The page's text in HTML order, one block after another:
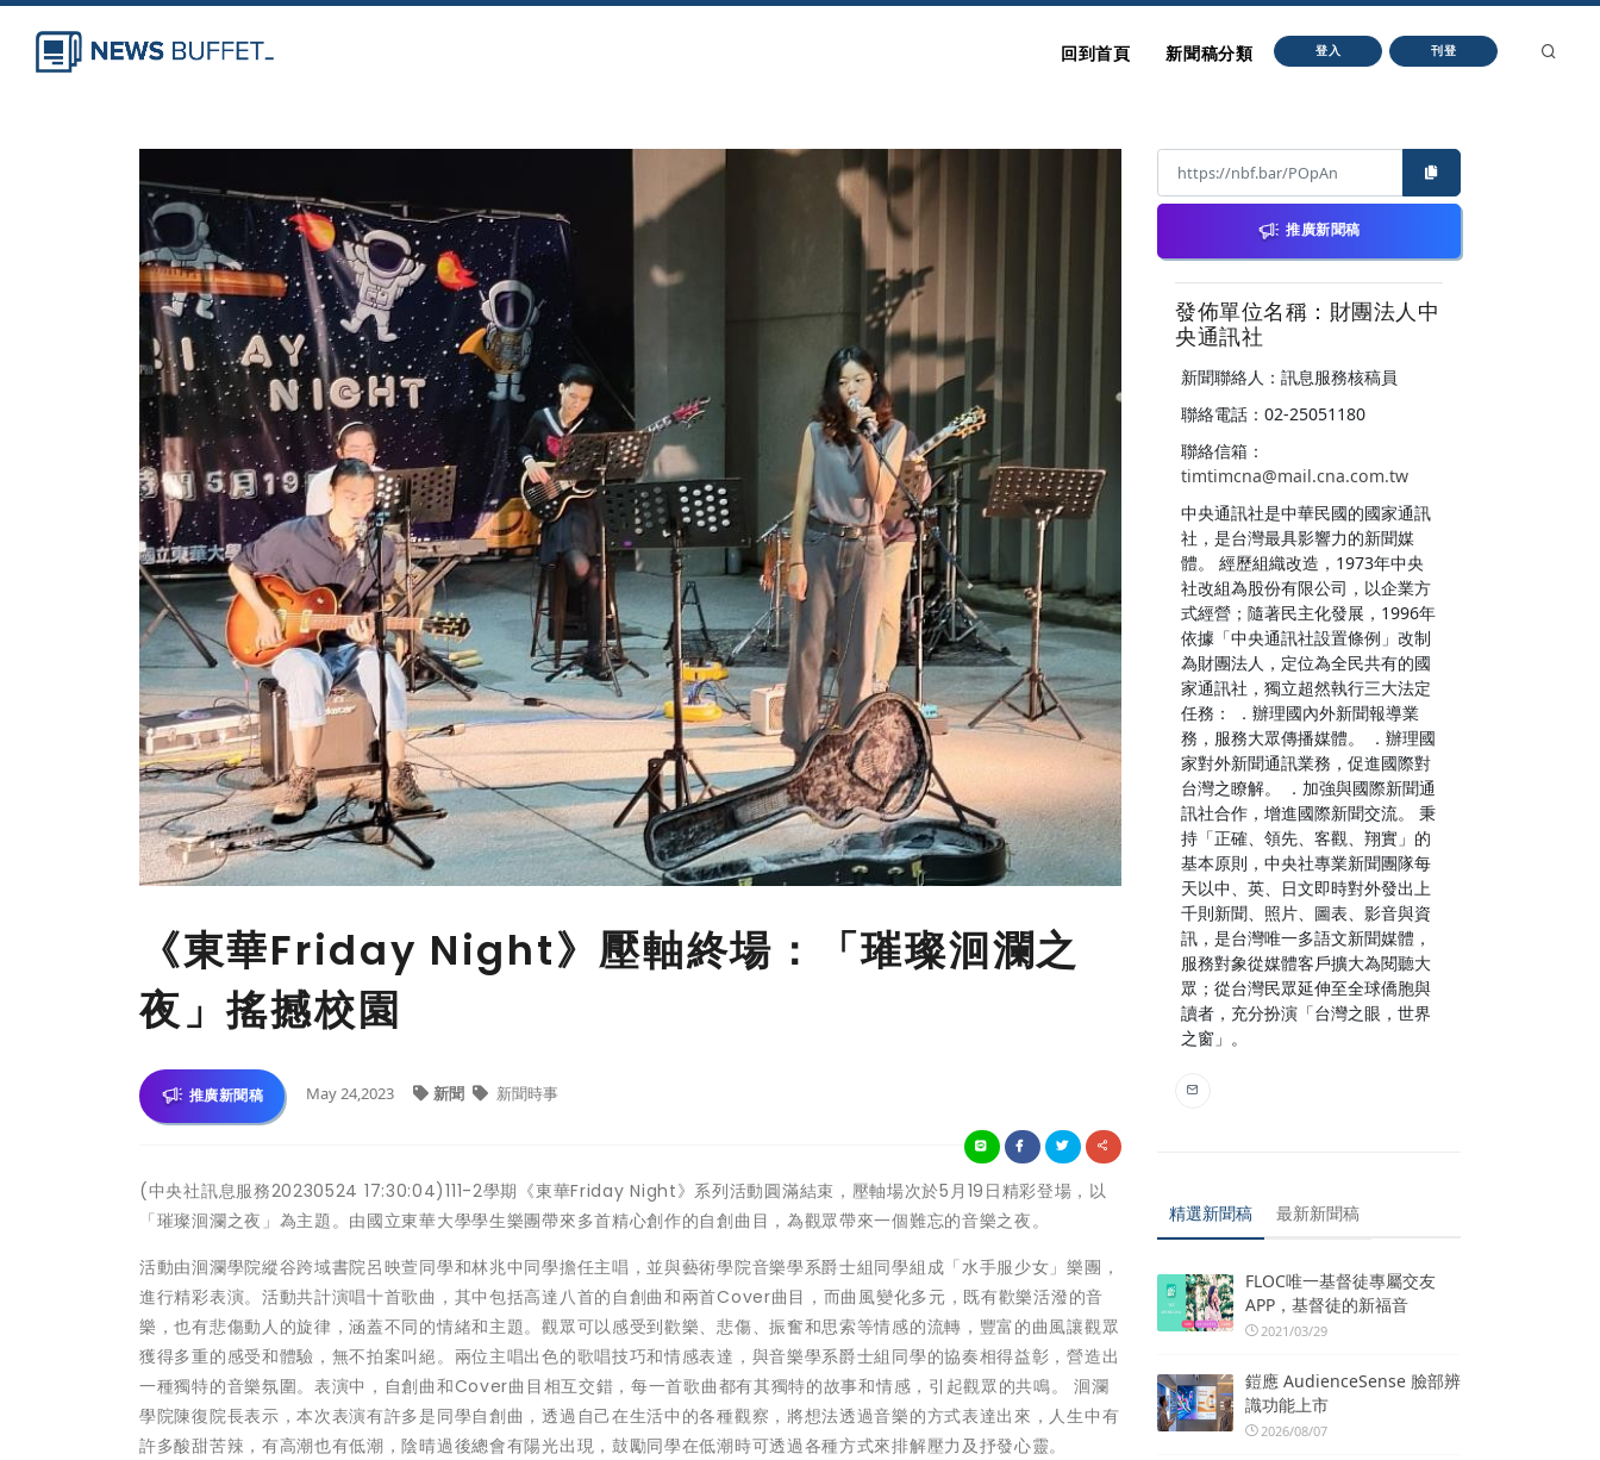
回到首頁 新聞稿分類 登入 刊登
《東華Friday Night》壓軸終場：「璀璨洄瀾之
夜」搖撼校園
推廣新聞稿 May 24,2023 新聞 新聞時事
(中央社訊息服務20230524 17:30:04)111-2學期《東華Friday Night》系列活動圓滿結束，壓軸場次於5月19日精彩登場，以
「璀璨洄瀾之夜」為主題。由國立東華大學學生樂團帶來多首精心創作的自創曲目，為觀眾帶來一個難忘的音樂之夜。
活動由洄瀾學院縱谷跨域書院呂映萱同學和林兆中同學擔任主唱，並與藝術學院音樂學系爵士組同學組成「水手服少女」樂團，
進行精彩表演。活動共計演唱十首歌曲，其中包括高達八首的自創曲和兩首Cover曲目，而曲風變化多元，既有歡樂活潑的音
樂，也有悲傷動人的旋律，涵蓋不同的情緒和主題。觀眾可以感受到歡樂、悲傷、振奮和思索等情感的流轉，豐富的曲風讓觀眾
獲得多重的感受和體驗，無不拍案叫絕。兩位主唱出色的歌唱技巧和情感表達，與音樂學系爵士組同學的協奏相得益彰，營造出
一種獨特的音樂氛圍。表演中，自創曲和Cover曲目相互交錯，每一首歌曲都有其獨特的故事和情感，引起觀眾的共鳴。 洄瀾
學院陳復院長表示，本次表演有許多是同學自創曲，透過自己在生活中的各種觀察，將想法透過音樂的方式表達出來，人生中有
許多酸甜苦辣，有高潮也有低潮，陰晴過後總會有陽光出現，鼓勵同學在低潮時可透過各種方式來排解壓力及抒發心靈。
推廣新聞稿
發佈單位名稱：財團法人中
央通訊社
新聞聯絡人：訊息服務核稿員
聯絡電話：02-25051180
聯絡信箱：
timtimcna@mail.cna.com.tw
中央通訊社是中華民國的國家通訊
社，是台灣最具影響力的新聞媒
體。 經歷組織改造，1973年中央
社改組為股份有限公司，以企業方
式經營；隨著民主化發展，1996年
依據「中央通訊社設置條例」改制
為財團法人，定位為全民共有的國
家通訊社，獨立超然執行三大法定
任務： ．辦理國內外新聞報導業
務，服務大眾傳播媒體。 ．辦理國
家對外新聞通訊業務，促進國際對
台灣之瞭解。 ．加強與國際新聞通
訊社合作，增進國際新聞交流。 秉
持「正確、領先、客觀、翔實」的
基本原則，中央社專業新聞團隊每
天以中、英、日文即時對外發出上
千則新聞、照片、圖表、影音與資
訊，是台灣唯一多語文新聞媒體，
服務對象從媒體客戶擴大為閱聽大
眾；從台灣民眾延伸至全球僑胞與
讀者，充分扮演「台灣之眼，世界
之窗」。
精選新聞稿 最新新聞稿
FLOC唯一基督徒專屬交友
APP，基督徒的新福音
2021/03/29
鎧應 AudienceSense 臉部辨
識功能上市
2026/08/07